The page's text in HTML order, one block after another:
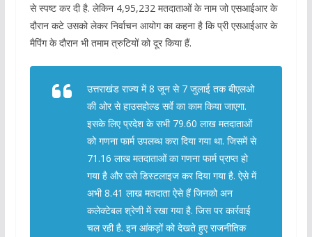
से स्पष्ट कर दी है. लेकिन 4,95,232 मतदाताओं के नाम जो एसआईआर के
दौरान कटे उसको लेकर निर्वाचन आयोग का कहना है कि प्री एसआईआर के
मैपिंग के दौरान भी तमाम त्रुटियों को दूर किया हैं.
उत्तराखंड राज्य में 8 जून से 7 जुलाई तक बीएलओ
की ओर से हाउसहोल्ड सर्वे का काम किया जाएगा.
इसके लिए प्रदेश के सभी 79.60 लाख मतदाताओं
को गणना फार्म उपलब्ध करा दिया गया था. जिसमें से
71.16 लाख मतदाताओं का गणना फार्म प्राप्त हो
गया है और उसे डिस्टलाइज कर दिया गया है. ऐसे में
अभी 8.41 लाख मतदाता ऐसे हैं जिनको अन
कलेक्टेबल श्रेणी में रखा गया है. जिस पर कार्रवाई
चल रही है. इन आंकड़ों को देखते हुए राजनीतिक